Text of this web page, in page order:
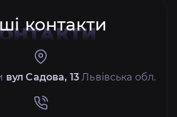
контакти
вул Садова, 13 Львівська обл.